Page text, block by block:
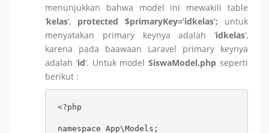
menunjukkan bahwa model ini mewakili table
‘kelas‘, protected $primaryKey=’idkelas’; untuk
menyatakan primary keynya adalah ‘idkelas‘,
karena pada baawaan Laravel primary keynya
adalah ‘id‘. Untuk modelSiswaModel.php seperti
berikut :
<?php
namespace App\Models;